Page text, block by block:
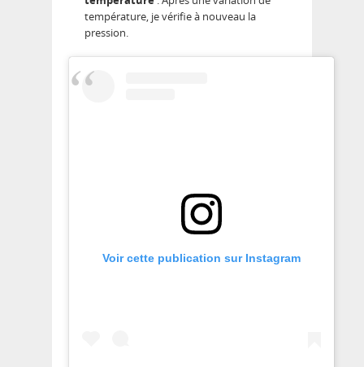
température, je vérifie à nouveau la
pression.
Voir cette publication sur Instagram